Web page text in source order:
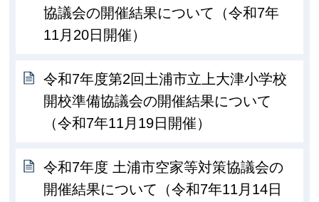
協議会の開催結果について（令和7年
11月20日開催）
令和7年度第2回土浦市立上大津小学校
開校準備協議会の開催結果について
（令和7年11月19日開催）
令和7年度 土浦市空家等対策協議会の
開催結果について（令和7年11月14日